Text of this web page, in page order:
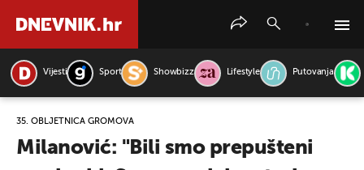
Vijesti Sport Showbizz Lifestyle Putovanja
35. OBLJETNICA GROMOVA
Milanović: "Bili smo prepušteni
PRETRAŽITE VIJESTI